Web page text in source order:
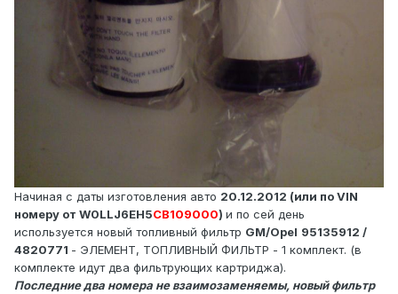
Начиная с даты изготовления авто 20.12.2012 (или по VIN
номеру от W0LLJ6EH5CB109000) и по сей день
используется новый топливный фильтр GM/Opel 95135912 /
4820771 - ЭЛЕМЕНТ, ТОПЛИВНЫЙ ФИЛЬТР - 1 комплект. (в
комплекте идут два фильтрующих картриджа).
Последние два номера не взаимозаменяемы, новый фильтр